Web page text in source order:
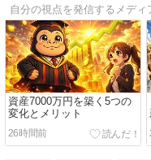
自分の視点を発信するメディ
資産7000万円を築く5つの
変化とメリット
26時間前